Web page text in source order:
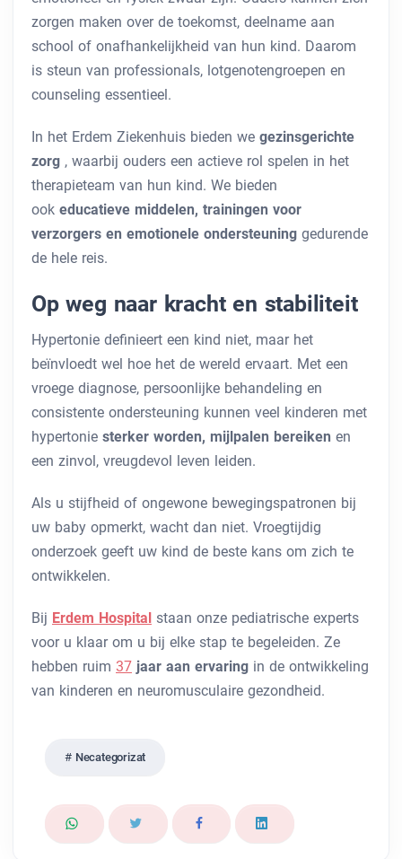
zorgen maken over de toekomst, deelname aan
school of onafhankelijkheid van hun kind. Daarom
is steun van professionals, lotgenotengroepen en
counseling essentieel.
In het Erdem Ziekenhuis bieden we gezinsgerichte
zorg , waarbij ouders een actieve rol spelen in het
therapieteam van hun kind. We bieden
ook educatieve middelen, trainingen voor
verzorgers en emotionele ondersteuning gedurende
de hele reis.
Op weg naar kracht en stabiliteit
Hypertonie definieert een kind niet, maar het
beïnvloedt wel hoe het de wereld ervaart. Met een
vroege diagnose, persoonlijke behandeling en
consistente ondersteuning kunnen veel kinderen met
hypertonie sterker worden, mijlpalen bereiken en
een zinvol, vreugdevol leven leiden.
Als u stijfheid of ongewone bewegingspatronen bij
uw baby opmerkt, wacht dan niet. Vroegtijdig
onderzoek geeft uw kind de beste kans om zich te
ontwikkelen.
Bij Erdem Hospital staan ​​onze pediatrische experts
voor u klaar om u bij elke stap te begeleiden. Ze
hebben ruim 37 jaar aan ervaring in de ontwikkeling
van kinderen en neuromusculaire gezondheid.
Necategorizat